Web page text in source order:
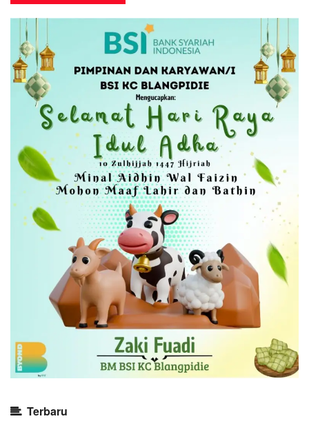
Terbaru